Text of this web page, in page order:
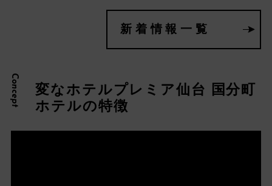
新着情報一覧
Concept
変なホテルプレミア仙台 国分町
ホテルの特徴